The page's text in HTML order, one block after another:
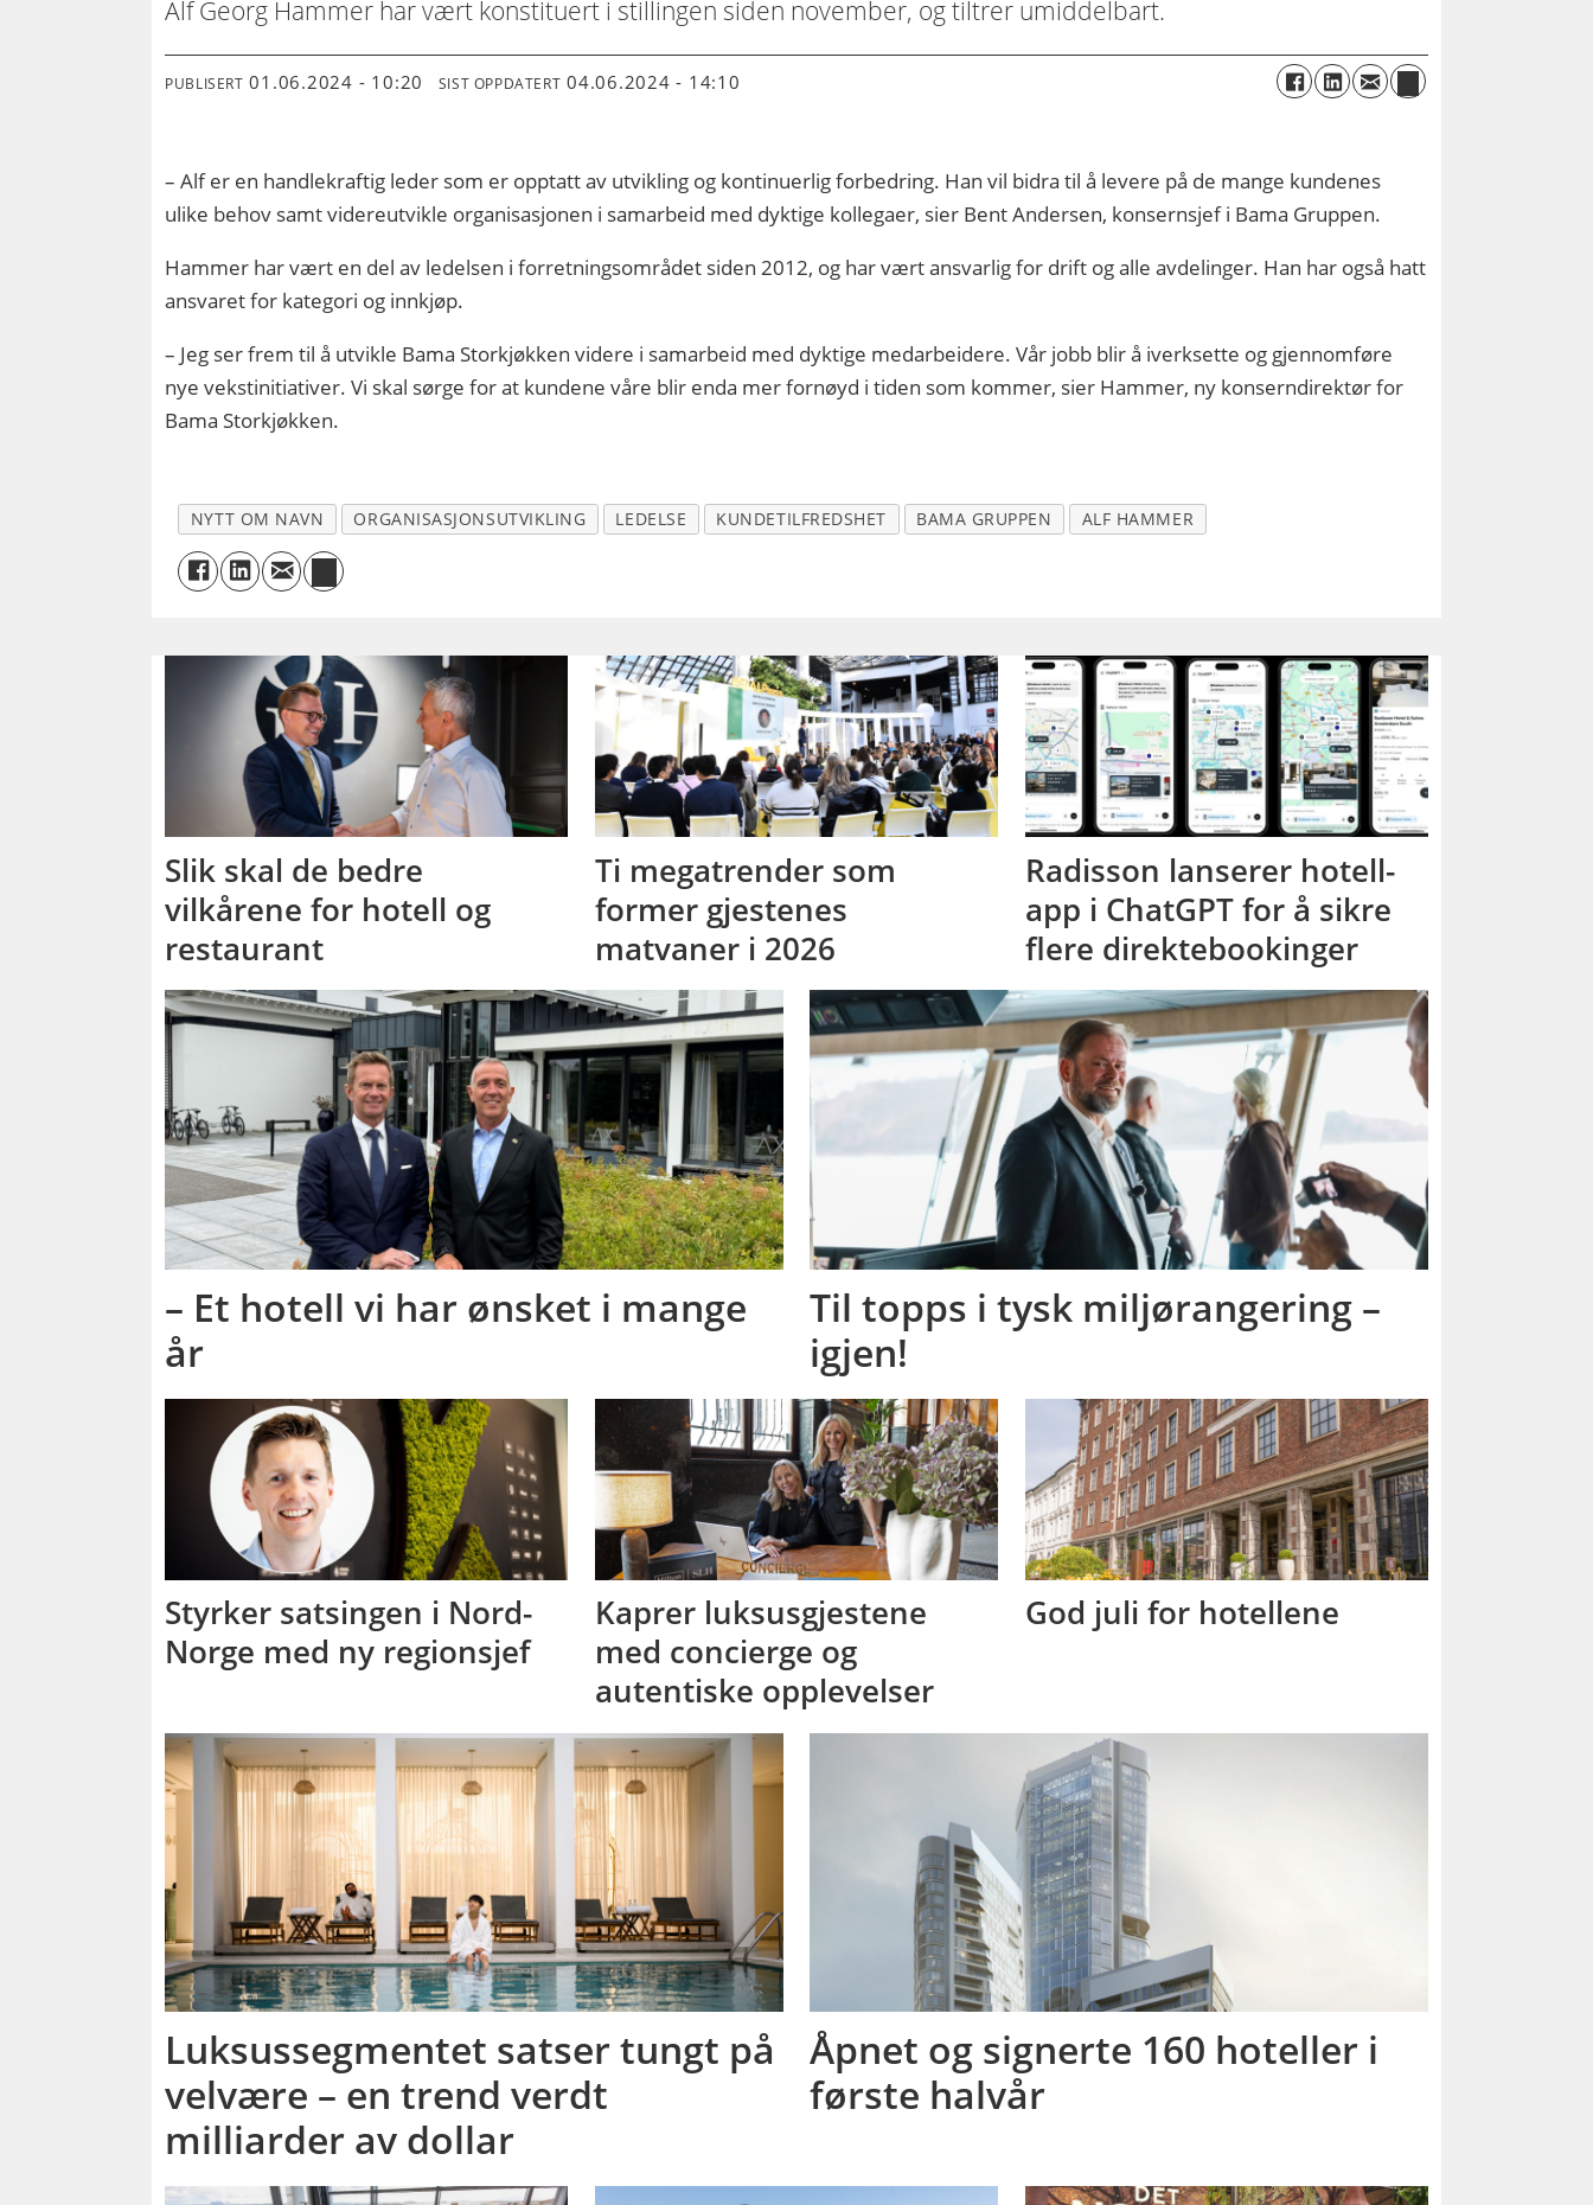
Alf Georg Hammer har vært konstituert i stillingen siden november, og tiltrer umiddelbart.
PUBLISERT 01.06.2024 - 10:20 SIST OPPDATERT 04.06.2024 - 14:10
– Alf er en handlekraftig leder som er opptatt av utvikling og kontinuerlig forbedring. Han vil bidra til å levere på de mange kundenes
ulike behov samt videreutvikle organisasjonen i samarbeid med dyktige kollegaer, sier Bent Andersen, konsernsjef i Bama Gruppen.
Hammer har vært en del av ledelsen i forretningsområdet siden 2012, og har vært ansvarlig for drift og alle avdelinger. Han har også hatt
ansvaret for kategori og innkjøp.
– Jeg ser frem til å utvikle Bama Storkjøkken videre i samarbeid med dyktige medarbeidere. Vår jobb blir å iverksette og gjennomføre
nye vekstinitiativer. Vi skal sørge for at kundene våre blir enda mer fornøyd i tiden som kommer, sier Hammer, ny konserndirektør for
Bama Storkjøkken.
NYTT OM NAVN ORGANISASJONSUTVIKLING LEDELSE KUNDETILFREDSHET BAMA GRUPPEN ALF HAMMER
Slik skal de bedre
vilkårene for hotell og
restaurant
Ti megatrender som
former gjestenes
matvaner i 2026
Radisson lanserer hotell-
app i ChatGPT for å sikre
flere direktebookinger
– Et hotell vi har ønsket i mange
år
Til topps i tysk miljørangering –
igjen!
Styrker satsingen i Nord-
Norge med ny regionsjef
Kaprer luksusgjestene
med concierge og
autentiske opplevelser
God juli for hotellene
Luksussegmentet satser tungt på
velvære – en trend verdt
milliarder av dollar
Åpnet og signerte 160 hoteller i
første halvår